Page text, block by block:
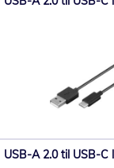
USB-A 2.0 til USB-C